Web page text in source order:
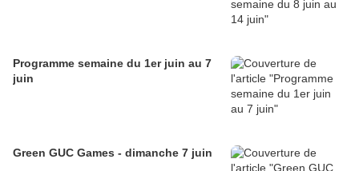
Programme semaine du 1er juin au 7
juin
Green GUC Games - dimanche 7 juin